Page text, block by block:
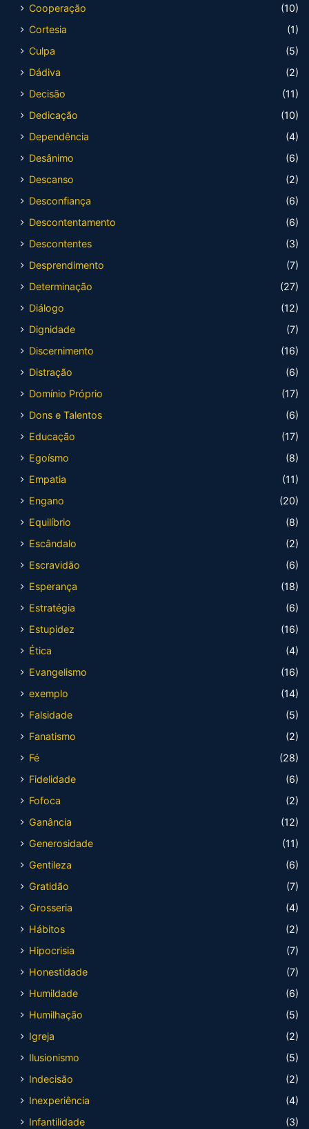
Cooperação
(10)
Cortesia
(1)
Culpa
(5)
Dádiva
(2)
Decisão
(11)
Dedicação
(10)
Dependência
(4)
Desânimo
(6)
Descanso
(2)
Desconfiança
(6)
Descontentamento
(6)
Descontentes
(3)
Desprendimento
(7)
Determinação
(27)
Diálogo
(12)
Dignidade
(7)
Discernimento
(16)
Distração
(6)
Domínio Próprio
(17)
Dons e Talentos
(6)
Educação
(17)
Egoísmo
(8)
Empatia
(11)
Engano
(20)
Equilíbrio
(8)
Escândalo
(2)
Escravidão
(6)
Esperança
(18)
Estratégia
(6)
Estupidez
(16)
Ética
(4)
Evangelismo
(16)
exemplo
(14)
Falsidade
(5)
Fanatismo
(2)
Fé
(28)
Fidelidade
(6)
Fofoca
(2)
Ganância
(12)
Generosidade
(11)
Gentileza
(6)
Gratidão
(7)
Grosseria
(4)
Hábitos
(2)
Hipocrisia
(7)
Honestidade
(7)
Humildade
(6)
Humilhação
(5)
Igreja
(2)
Ilusionismo
(5)
Indecisão
(2)
Inexperiência
(4)
Infantilidade
(3)